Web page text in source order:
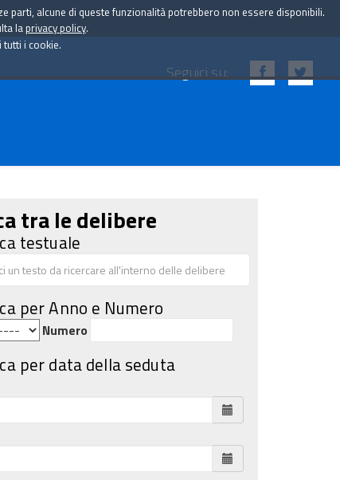
Seguici su:
tra le delibere
testuale
per Anno e Numero
Numero
per data della seduta
parti, alcune di queste funzionalità potrebbero non essere disponibili.
la privacy policy.
i cookie.